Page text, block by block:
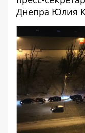
Днепра Юлия